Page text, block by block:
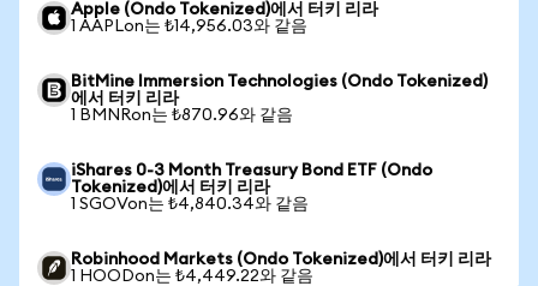
Apple (Ondo Tokenized)에서 터키 리라
1 AAPLon는 ₺14,956.03와 같음
BitMine Immersion Technologies (Ondo Tokenized)
에서 터키 리라
1 BMNRon는 ₺870.96와 같음
iShares 0-3 Month Treasury Bond ETF (Ondo
Tokenized)에서 터키 리라
1 SGOVon는 ₺4,840.34와 같음
Robinhood Markets (Ondo Tokenized)에서 터키 리라
1 HOODon는 ₺4,449.22와 같음